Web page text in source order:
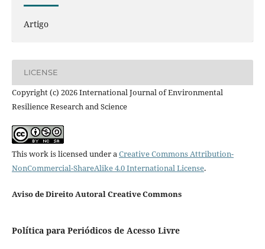
Artigo
LICENSE
Copyright (c) 2026 International Journal of Environmental
Resilience Research and Science
This work is licensed under aCreative Commons Attribution-
NonCommercial-ShareAlike 4.0 International License.
Aviso de Direito Autoral Creative Commons
Política para Periódicos de Acesso Livre